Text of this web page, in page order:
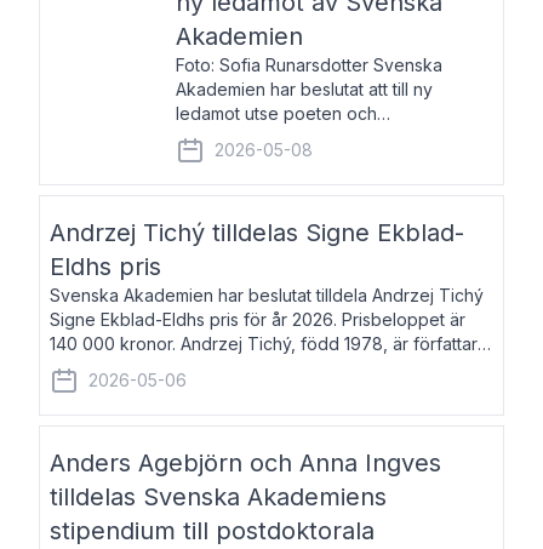
Akademien
Foto: Sofia Runarsdotter Svenska
Akademien har beslutat att till ny
ledamot utse poeten och
litteraturkritikern Anna Hallberg. Hon
efterträder poeten Tua Forsström på
stol 18 och kommer att ta sitt inträde vid
2026-05-08
Andrzej Tichý tilldelas Signe Ekblad-
Eldhs pris
Svenska Akademien har beslutat tilldela Andrzej Tichý
Signe Ekblad-Eldhs pris för år 2026. Prisbeloppet är
140 000 kronor. Andrzej Tichý, född 1978, är författare
och kulturskribent. Han debuterade 2005 med den
lovordade romanen Sex liter l
2026-05-06
Anders Agebjörn och Anna Ingves
tilldelas Svenska Akademiens
stipendium till postdoktorala